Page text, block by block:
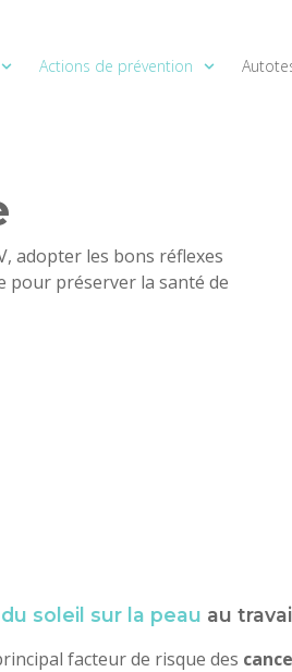
Actions de prévention
adopter les bons réflexes
pour préserver la santé de
soleil sur la peau au travail
facteur de risque des